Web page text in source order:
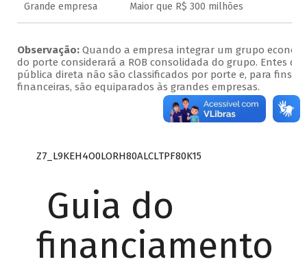
Grande empresa Maior que R$ 300 milhões
Observação:Quando a empresa integrar um grupo
do porte considerará a ROB consolidada do grupo. Entes da
pública direta não são classificados por porte e, para fins
financeiras, são equiparados às grandes empresas.
Z7_L9KEH4O0LORH80ALCLTPF80K15
Guia do
financiamento